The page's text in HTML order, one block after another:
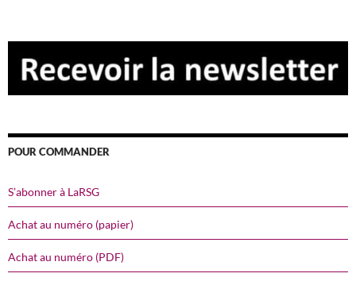
POUR COMMANDER
S’abonner à LaRSG
Achat au numéro (papier)
Achat au numéro (PDF)